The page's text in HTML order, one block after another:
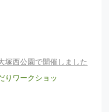
塚西公園で開催しました
りワークショッ